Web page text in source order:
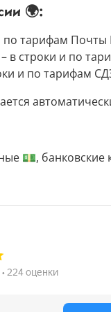
🌍:
по тарифам Почты
в строки и по
и по тарифам
💵,